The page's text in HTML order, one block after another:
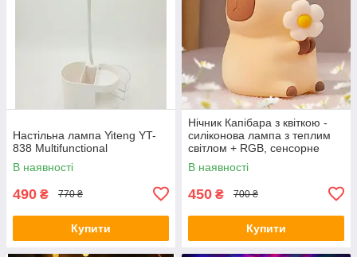
Настільна лампа Yiteng YT-
838 Multifunctional
В наявності
490 ₴ 770 ₴
Купити
Нічник Капібара з квіткою -
силіконова лампа з теплим
світлом + RGB, сенсорне
керування, акумулятор USB
В наявності
450 ₴ 700 ₴
Купити